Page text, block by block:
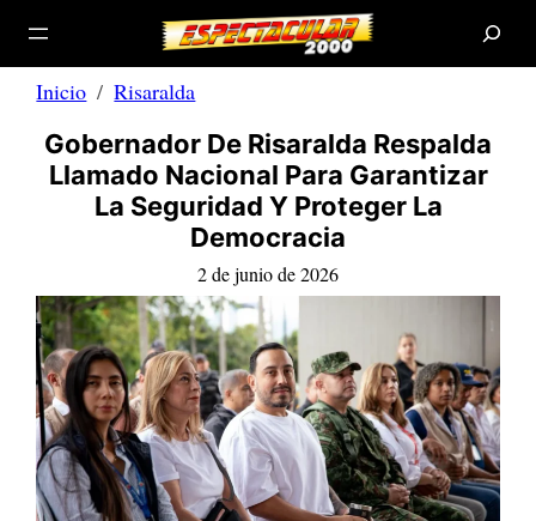
Saltar
contenido
a
Inicio Risaralda
Gobernador De Risaralda Respalda
Llamado Nacional Para Garantizar
La Seguridad Y Proteger La
Democracia
2 de junio de 2026